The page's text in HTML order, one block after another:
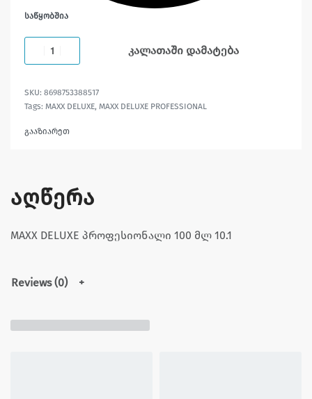
ᲡᲐᲬᲧᲝᲑᲨᲘᲐ
კალათაში დამატება
8698753388517
Tags: MAXX DELUXE, MAXX DELUXE PROFESSIONAL
გააზიარეთ
აღწერა
MAXX DELUXE პროფესიონალი 100 მლ 10.1
Reviews (0)